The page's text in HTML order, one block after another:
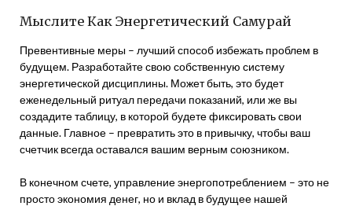
Мыслите Как Энергетический Самурай
Превентивные меры – лучший способ избежать проблем в
будущем. Разработайте свою собственную систему
энергетической дисциплины. Может быть, это будет
еженедельный ритуал передачи показаний, или же вы
создадите таблицу, в которой будете фиксировать свои
данные. Главное – превратить это в привычку, чтобы ваш
счетчик всегда оставался вашим верным союзником.
В конечном счете, управление энергопотреблением – это не
просто экономия денег, но и вклад в будущее нашей